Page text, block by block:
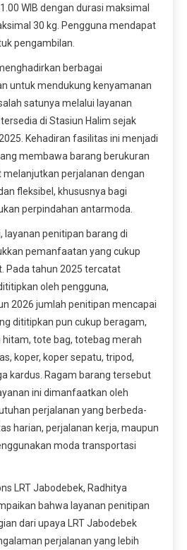
WIB dengan durasi maksimal
30 kg. Pengguna mendapat
pengambilan.
berbagai
untuk mendukung kenyamanan
satunya melalui layanan
di Stasiun Halim sejak
Kehadiran fasilitas ini menjadi
membawa barang berukuran
perjalanan dengan
fleksibel, khususnya bagi
perpindahan antarmoda.
layanan penitipan barang di
pemanfaatan yang cukup
Pada tahun 2025 tercatat
oleh pengguna,
2026 jumlah penitipan mencapai
dititipkan pun cukup beragam,
tote bag, totebag merah
koper, koper sepatu, tripod,
kardus. Ragam barang tersebut
ini dimanfaatkan oleh
perjalanan yang berbeda-
harian, perjalanan kerja, maupun
moda transportasi
LRT Jabodebek, Radhitya
bahwa layanan penitipan
dari upaya LRT Jabodebek
perjalanan yang lebih